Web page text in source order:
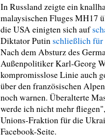
In Russland zeigte ein
malaysischen Fluges MH17
die USA einigten sich auf
Diktator Putin schließlich für
Nach dem Absturz des
Außenpolitiker Karl-Georg
kompromisslose Linie auch
über den französischen
noch warnen. Überalterte
werde ich nicht mehr
Unions-Fraktion für die
Facebook-Seite.